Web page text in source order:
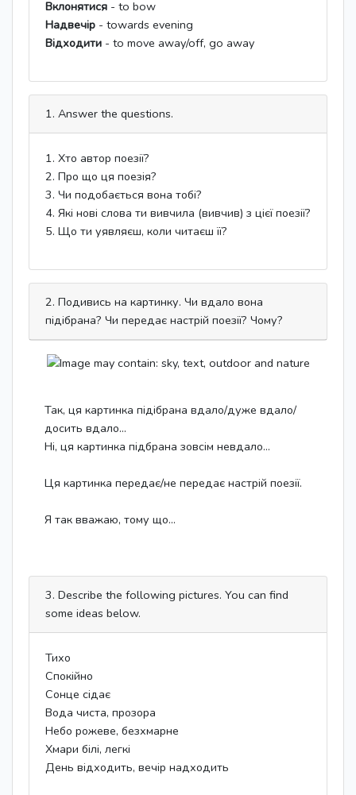
Вклонятися - to bow
Надвечір - towards evening
Відходити - to move away/off, go away
1. Answer the questions.
1. Хто автор поезії?
2. Про що ця поезія?
3. Чи подобається вона тобі?
4. Які нові слова ти вивчила (вивчив) з цієї поезії?
5. Що ти уявляєш, коли читаєш її?
2. Подивись на картинку. Чи вдало вона
підібрана? Чи передає настрій поезії? Чому?
Так, ця картинка підібрана вдало/дуже вдало/
досить вдало...
Ні, ця картинка підбрана зовсім невдало...
Ця картинка передає/не передає настрій поезії.
Я так вважаю, тому що...
3. Describe the following pictures. You can find
some ideas below.
Тихо
Спокійно
Сонце сідає
Вода чиста, прозора
Небо рожеве, безхмарне
Хмари білі, легкі
День відходить, вечір надходить